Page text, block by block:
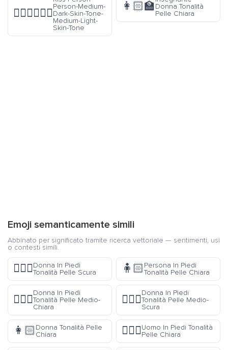
🧑🏾‍❤️‍💋‍🧑🏼
Person-Medium-
Dark-Skin-Tone-
Medium-Light-
Skin-Tone
👩🏻‍🏫Donna Tonalità
Pelle Chiara
Emoji semanticamente simili
Abbinato per significato tramite ricerca vettoriale — sentimenti, usi
o contesti simili.
🧍🏿‍♀️Donna In Piedi
Tonalità Pelle Scura
🧍🏻Persona In Piedi
Tonalità Pelle Chiara
🧍🏼‍♀️
Donna In Piedi
Tonalità Pelle Medio-
Chiara
🧍🏾‍♀️
Donna In Piedi
Tonalità Pelle Medio-
Scura
👩🏻Donna Tonalità Pelle
Chiara
🧍🏻‍♂️Uomo In Piedi Tonalità
Pelle Chiara